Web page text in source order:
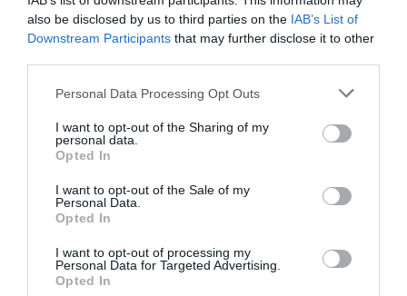
also be disclosed by us to third parties on the IAB’s List of
Downstream Participants that may further disclose it to other
Please note that this website/app uses one or more Google
not limited to your visit or usage behaviour. You may click to
grant or deny consent to Google and its third-party tags to
use your data for below specified purposes in below Google
consent section.
Personal Data Processing Opt Outs
I want to opt-out of the Sharing of my
personal data.
Opted In
I want to opt-out of the Sale of my
Personal Data.
Opted In
I want to opt-out of processing my
Personal Data for Targeted Advertising.
Opted In
életébe, akinek szobra az épület kertjében kapott helyet.
amikor tiszta az idő, hiszen a villa, a Sipos-hegyen
panoráma tárul elénk. A túlpartra áttekintve
felfedezhetjük az északi part kincseit, mint amilyen a
Tihanyi-félsziget, Szigliget, Badacsony, Gulács, Csobánc
valamint a Tóti hegy, miközben lent hullámzik a Balaton.
Persze, ha megéheznétek, ne felejtsetek el betérni az
süteményeket és kávékat kóstolhattok, miközben a
csodálatos kilátásban gyönyörködhettek.